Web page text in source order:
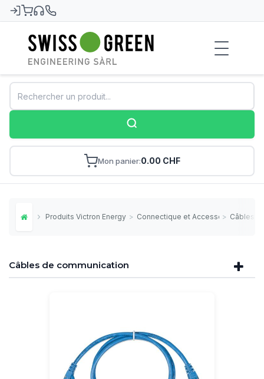
Swiss-Green
Mon panier 0.00 CHF
Home Produits Victron Energy > Connectique et Accessoires
> Câbles
Câbles de communication